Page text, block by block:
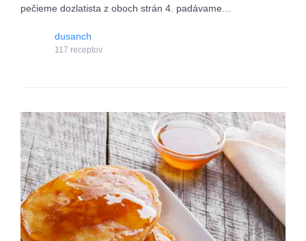
pečieme dozlatista z oboch strán 4. padávame…
dusanch
117 receptov